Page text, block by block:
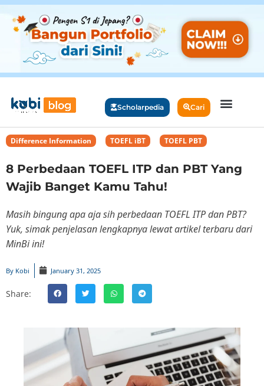
Scholarpedia Cari
Difference Information TOEFL iBT TOEFL PBT
8 Perbedaan TOEFL ITP dan PBT Yang
Wajib Banget Kamu Tahu!
Masih bingung apa aja sih perbedaan TOEFL ITP dan PBT?
Yuk, simak penjelasan lengkapnya lewat artikel terbaru dari
MinBi ini!
By Kobi January 31, 2025
Share: